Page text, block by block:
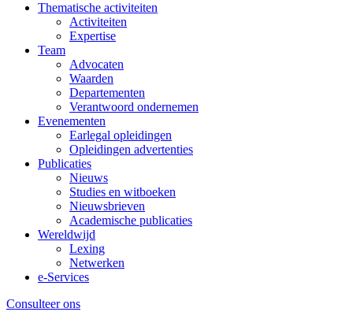
Thematische activiteiten
Activiteiten
Expertise
Team
Advocaten
Waarden
Departementen
Verantwoord ondernemen
Evenementen
Earlegal opleidingen
Opleidingen advertenties
Publicaties
Nieuws
Studies en witboeken
Nieuwsbrieven
Academische publicaties
Wereldwijd
Lexing
Netwerken
e-Services
Consulteer ons